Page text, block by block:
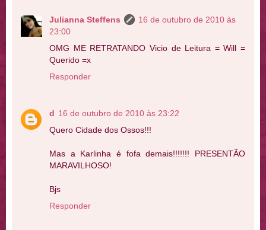
Julianna Steffens
16 de outubro de 2010 às
23:00
OMG ME RETRATANDO Vicio de Leitura = Will =
Querido =x
Responder
d 16 de outubro de 2010 às 23:22
Quero Cidade dos Ossos!!!
Mas a Karlinha é fofa demais!!!!!!! PRESENTÃO
MARAVILHOSO!
Bjs
Responder